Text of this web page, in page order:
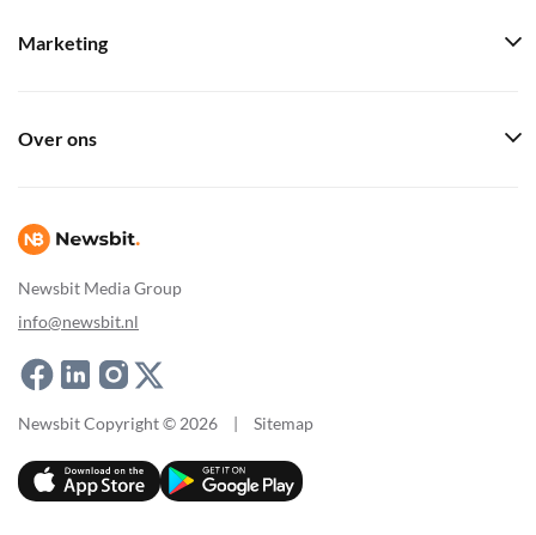
Newsbit Media Group
info@newsbit.nl
Marketing
Over ons
Newsbit Copyright © 2026 | Sitemap